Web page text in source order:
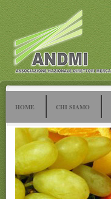
HOME CHI SIAMO